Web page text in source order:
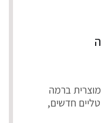
ברמה
חדשים,